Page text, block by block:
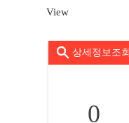
View
상세정보조회
0